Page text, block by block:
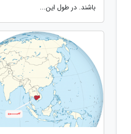
باشند. در طول این...